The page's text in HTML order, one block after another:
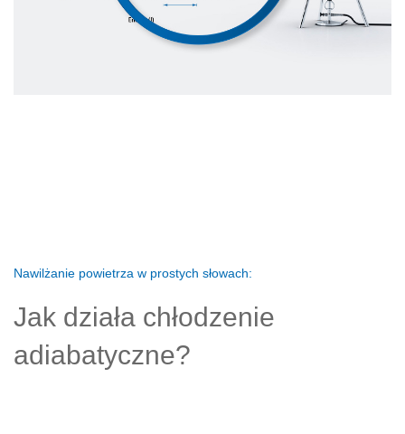
Nawilżanie powietrza w prostych słowach:
Jak działa chłodzenie
adiabatyczne?